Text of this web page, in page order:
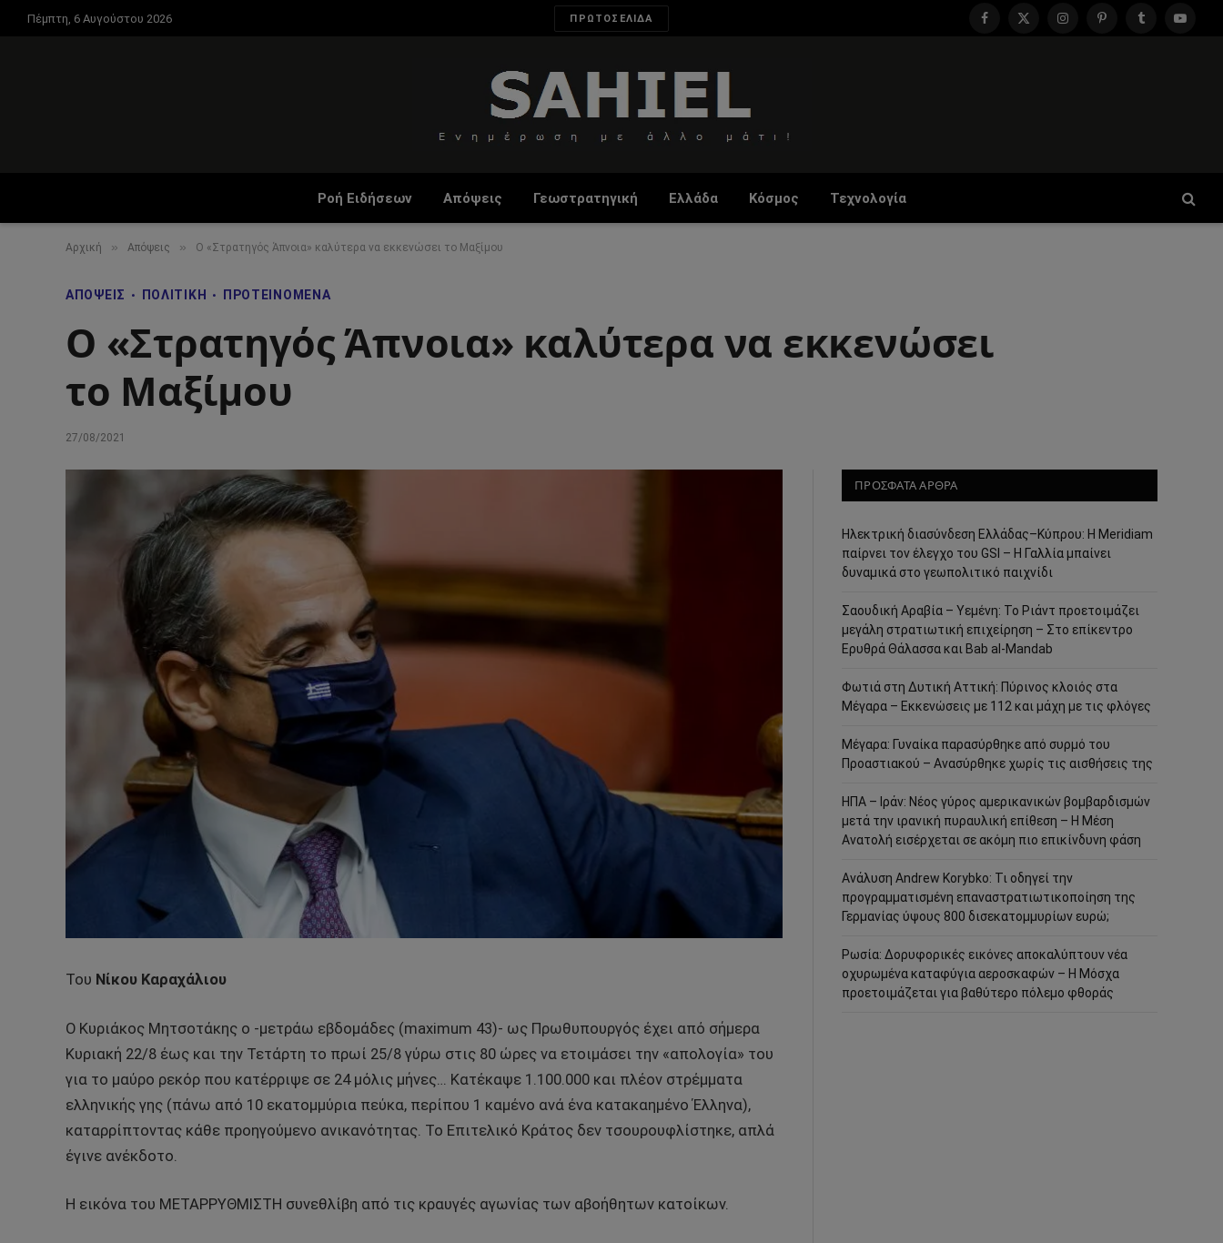
Πέμπτη, 6 Αυγούστου 2026 ΠΡΩΤΟΣΕΛΙΔΑ
Facebook
X
InstagramPinterestTumblr
Ροή Ειδήσεων Απόψεις Γεωστρατηγική Ελλάδα Κόσμος Τεχνολογία
Αρχική » Απόψεις » Ο «Στρατηγός Άπνοια» καλύτερα να εκκενώσει το Μαξίμου
ΑΠΌΨΕΙΣ ΠΟΛΙΤΙΚΉ ΠΡΟΤΕΙΝΌΜΕΝΑ
Ο «Στρατηγός Άπνοια» καλύτερα να εκκενώσει
το Μαξίμου
27/08/2021
Του Νίκου Καραχάλιου
Ο Κυριάκος Μητσοτάκης ο -μετράω εβδομάδες (maximum 43)- ως Πρωθυπουργός έχει από σήμερα
Κυριακή 22/8 έως και την Τετάρτη το πρωί 25/8 γύρω στις 80 ώρες να ετοιμάσει την «απολογία» του
για το μαύρο ρεκόρ που κατέρριψε σε 24 μόλις μήνες… Κατέκαψε 1.100.000 και πλέον στρέμματα
ελληνικής γης (πάνω από 10 εκατομμύρια πεύκα, περίπου 1 καμένο ανά ένα κατακαημένο Έλληνα),
καταρρίπτοντας κάθε προηγούμενο ανικανότητας. Το Επιτελικό Κράτος δεν τσουρουφλίστηκε, απλά
έγινε ανέκδοτο.
Η εικόνα του ΜΕΤΑΡΡΥΘΜΙΣΤΗ συνεθλίβη από τις κραυγές αγωνίας των αβοήθητων κατοίκων.
ΠΡΟΣΦΑΤΑ ΑΡΘΡΑ
Ηλεκτρική διασύνδεση Ελλάδας–Κύπρου: Η Meridiam
παίρνει τον έλεγχο του GSI – Η Γαλλία μπαίνει
δυναμικά στο γεωπολιτικό παιχνίδι
Σαουδική Αραβία – Υεμένη: Το Ριάντ προετοιμάζει
μεγάλη στρατιωτική επιχείρηση – Στο επίκεντρο
Ερυθρά Θάλασσα και Bab al-Mandab
Φωτιά στη Δυτική Αττική: Πύρινος κλοιός στα
Μέγαρα – Εκκενώσεις με 112 και μάχη με τις φλόγες
Μέγαρα: Γυναίκα παρασύρθηκε από συρμό του
Προαστιακού – Ανασύρθηκε χωρίς τις αισθήσεις της
ΗΠΑ – Ιράν: Νέος γύρος αμερικανικών βομβαρδισμών
μετά την ιρανική πυραυλική επίθεση – Η Μέση
Ανατολή εισέρχεται σε ακόμη πιο επικίνδυνη φάση
Ανάλυση Andrew Korybko: Τι οδηγεί την
προγραμματισμένη επαναστρατιωτικοποίηση της
Γερμανίας ύψους 800 δισεκατομμυρίων ευρώ;
Ρωσία: Δορυφορικές εικόνες αποκαλύπτουν νέα
οχυρωμένα καταφύγια αεροσκαφών – Η Μόσχα
προετοιμάζεται για βαθύτερο πόλεμο φθοράς